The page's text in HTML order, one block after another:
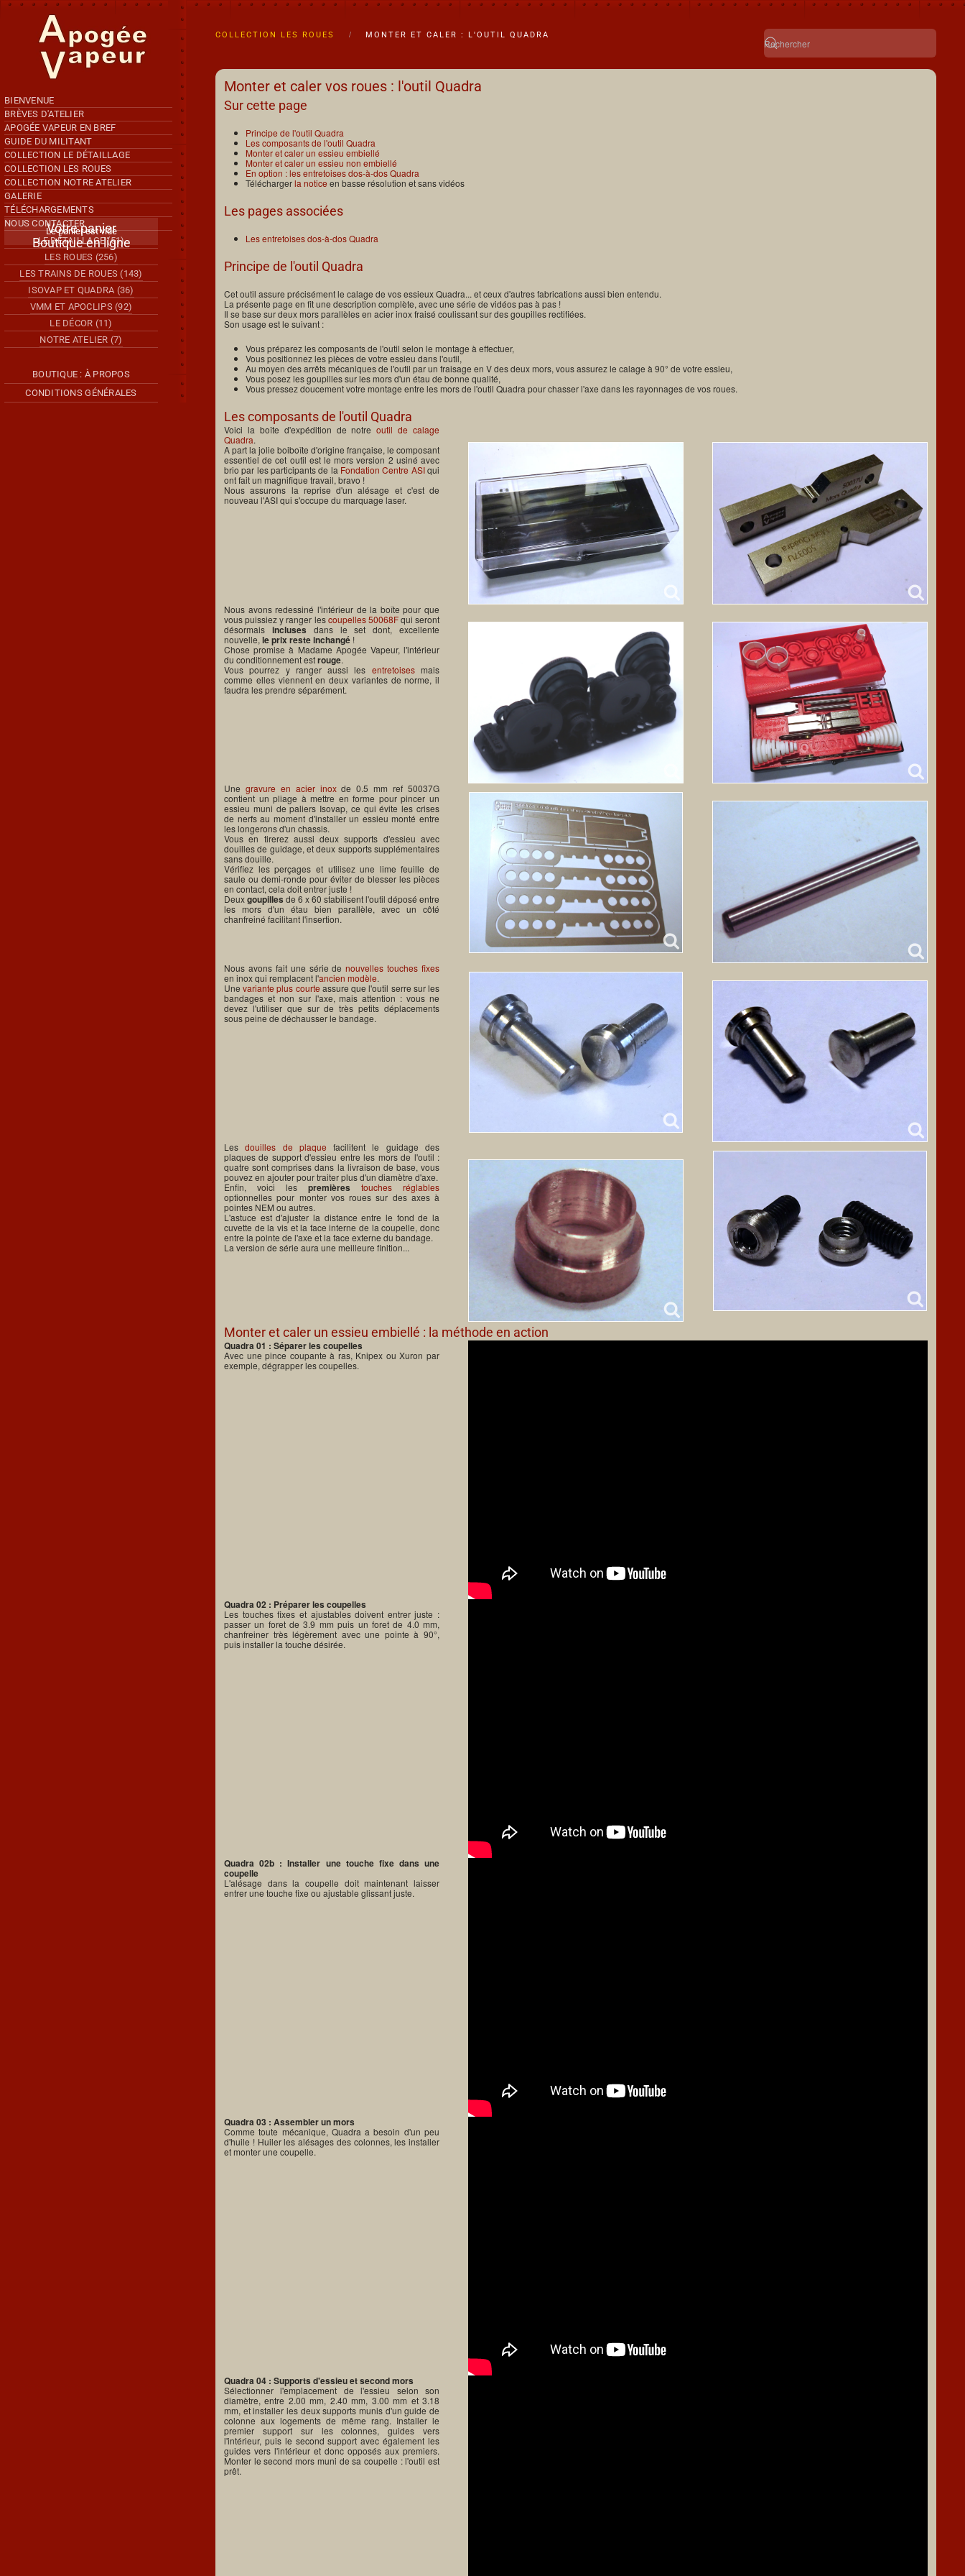
Accéder au contenu principal
BIENVENUE
BRÈVES D'ATELIER
APOGÉE VAPEUR EN BREF
GUIDE DU MILITANT
COLLECTION LE DÉTAILLAGE
COLLECTION LES ROUES
COLLECTION NOTRE ATELIER
GALERIE
TÉLÉCHARGEMENTS
NOUS CONTACTER
Votre panier
Le panier est vide
Boutique en ligne
LE DÉTAILLAGE (51)
LES ROUES (256)
LES TRAINS DE ROUES (143)
ISOVAP ET QUADRA (36)
VMM ET APOCLIPS (92)
LE DÉCOR (11)
NOTRE ATELIER (7)
BOUTIQUE : À PROPOS
CONDITIONS GÉNÉRALES
COLLECTION LES ROUES MONTER ET CALER : L'OUTIL QUADRA
Monter et caler vos roues : l'outil Quadra
Sur cette page
Principe de l'outil Quadra
Les composants de l'outil Quadra
Monter et caler un essieu embiellé
Monter et caler un essieu non embiellé
En option : les entretoises dos-à-dos Quadra
Téléchargerla notice en basse résolution et sans vidéos
Les pages associées
Les entretoises dos-à-dos Quadra
Principe de l'outil Quadra
Cet outil assure précisément le calage de vos essieux Quadra... et ceux d'autres fabrications aussi bien entendu.
La présente page en fit une description complète, avec une série de vidéos pas à pas !
Il se base sur deux mors parallèles en acier inox fraisé coulissant sur des goupilles rectifiées.
Son usage est le suivant :
Vous préparez les composants de l'outil selon le montage à effectuer,
Vous positionnez les pièces de votre essieu dans l'outil,
Au moyen des arrêts mécaniques de l'outil par un fraisage en V des deux mors, vous assurez le calage à 90° de votre essieu,
Vous posez les goupilles sur les mors d'un étau de bonne qualité,
Vous pressez doucement votre montage entre les mors de l'outil Quadra pour chasser l'axe dans les rayonnages de vos roues.
Les composants de l'outil Quadra
Voici la boîte d'expédition de notreoutil de calage
Quadra.
A part la jolie boiboîte d'origine française, le composant
essentiel de cet outil est le mors version 2 usiné avec
brio par les participants de la Fondation Centre ASIqui
ont fait un magnifique travail, bravo !
Nous assurons la reprise d'un alésage et c'est de
nouveau l'ASI qui s'occupe du marquage laser.
Nous avons redessiné l'intérieur de la boîte pour que
vous puissiez y ranger lescoupelles 50068Fqui seront
désormais incluses dans le set dont, excellente
nouvelle, le prix reste inchangé !
Chose promise à Madame Apogée Vapeur, l'intérieur
du conditionnement estrouge.
Vous pourrez y ranger aussi les entretoisesmais
comme elles viennent en deux variantes de norme, il
faudra les prendre séparément.
Une gravure en acier inoxde 0.5 mm ref 50037G
contient un pliage à mettre en forme pour pincer un
essieu muni de paliers Isovap, ce qui évite les crises
de nerfs au moment d'installer un essieu monté entre
les longerons d'un chassis.
Vous en tirerez aussi deux supports d'essieu avec
douilles de guidage, et deux supports supplémentaires
sans douille.
Vérifiez les perçages et utilisez une lime feuille de
saule ou demi-ronde pour éviter de blesser les pièces
en contact, cela doit entrer juste !
Deuxgoupilles de 6 x 60 stabilisent l'outil déposé entre
les mors d'un étau bien parallèle, avec un côté
chanfreiné facilitant l'insertion.
Nous avons fait une série denouvelles touches fixes
en inox qui remplacent l'ancien modèle.
Unevariante plus courte assure que l'outil serre sur les
bandages et non sur l'axe, mais attention : vous ne
devez l'utiliser que sur de très petits déplacements
sous peine de déchausser le bandage.
Lesdouilles de plaque facilitent le guidage des
plaques de support d'essieu entre les mors de l'outil :
quatre sont comprises dans la livraison de base, vous
pouvez en ajouter pour traiter plus d'un diamètre d'axe.
Enfin, voici les premières touches réglables
optionnelles pour monter vos roues sur des axes à
pointes NEM ou autres.
L'astuce est d'ajuster la distance entre le fond de la
cuvette de la vis et la face interne de la coupelle, donc
entre la pointe de l'axe et la face externe du bandage.
La version de série aura une meilleure finition...
Monter et caler un essieu embiellé : la méthode en action
Quadra 01 : Séparer les coupelles
Avec une pince coupante à ras, Knipex ou Xuron par
exemple, dégrapper les coupelles.
Quadra 02 : Préparer les coupelles
Les touches fixes et ajustables doivent entrer juste :
passer un foret de 3.9 mm puis un foret de 4.0 mm,
chanfreiner très légèrement avec une pointe à 90°,
puis installer la touche désirée.
Quadra 02b : Installer une touche fixe dans une
coupelle
L'alésage dans la coupelle doit maintenant laisser
entrer une touche fixe ou ajustable glissant juste.
Quadra 03 : Assembler un mors
Comme toute mécanique, Quadra a besoin d'un peu
d'huile ! Huiler les alésages des colonnes, les installer
et monter une coupelle.
Quadra 04 : Supports d'essieu et second mors
Sélectionner l'emplacement de l'essieu selon son
diamètre, entre 2.00 mm, 2.40 mm, 3.00 mm et 3.18
mm, et installer les deux supports munis d'un guide de
colonne aux logements de même rang. Installer le
premier support sur les colonnes, guides vers
l'intérieur, puis le second support avec également les
guides vers l'intérieur et donc opposés aux premiers.
Monter le second mors muni de sa coupelle : l'outil est
prêt.